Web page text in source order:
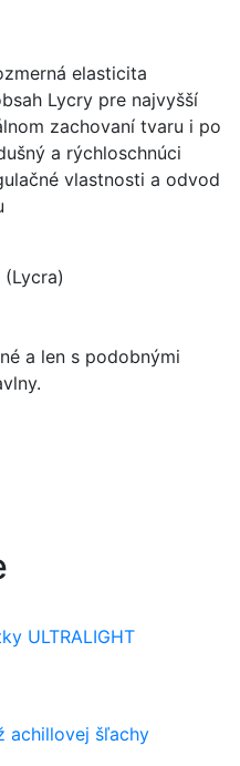
elasticita
Lycry pre najvyšší
zachovaní tvaru i po
a rýchloschnúci
vlastnosti a odvod
a len s podobnými
ULTRALIGHT
achillovej šľachy